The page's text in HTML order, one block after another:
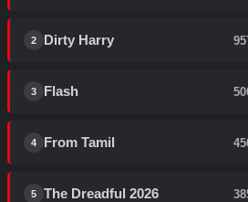
2 Dirty Harry
3 Flash
4 From Tamil
5 The Dreadful 2026